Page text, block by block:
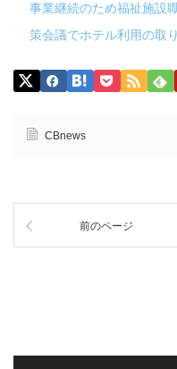
事業継続のため福祉施設
策会議でホテル利用の取
CBnews
前のページ